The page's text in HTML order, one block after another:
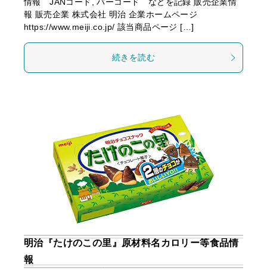
報 販売企業 株式会社 明治 企業ホームページ
https://www.meiji.co.jp/ 該当商品ページ […]
続きを読む
明治『たけのこの里』原材料名カロリー等食品情
報